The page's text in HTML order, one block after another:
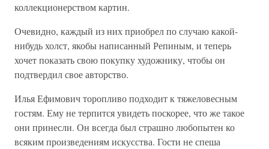
коллекционерством картин.
Очевидно, каждый из них приобрел по случаю какой-
нибудь холст, якобы написанный Репиным, и теперь
хочет показать свою покупку художнику, чтобы он
подтвердил свое авторство.
Илья Ефимович торопливо подходит к тяжеловесным
гостям. Ему не терпится увидеть поскорее, что же такое
они принесли. Он всегда был страшно любопытен ко
всяким произведениям искусства. Гости не спеша